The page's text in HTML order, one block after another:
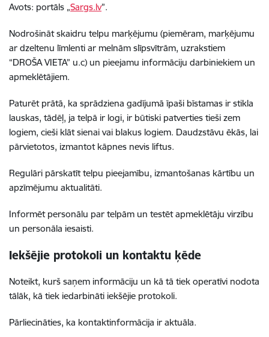
Avots: portāls „Sargs.lv”.
Nodrošināt skaidru telpu marķējumu (piemēram, marķējumu
ar dzeltenu līmlenti ar melnām slīpsvītrām, uzrakstiem
“DROŠA VIETA” u.c) un pieejamu informāciju darbiniekiem un
apmeklētājiem.
Paturēt prātā, ka sprādziena gadījumā īpaši bīstamas ir stikla
lauskas, tādēļ, ja telpā ir logi, ir būtiski patverties tieši zem
logiem, cieši klāt sienai vai blakus logiem. Daudzstāvu ēkās, lai
pārvietotos, izmantot kāpnes nevis liftus.
Regulāri pārskatīt telpu pieejamību, izmantošanas kārtību un
apzīmējumu aktualitāti.
Informēt personālu par telpām un testēt apmeklētāju virzību
un personāla iesaisti.
Iekšējie protokoli un kontaktu ķēde
Noteikt, kurš saņem informāciju un kā tā tiek operatīvi nodota
tālāk, kā tiek iedarbināti iekšējie protokoli.
Pārliecināties, ka kontaktinformācija ir aktuāla.